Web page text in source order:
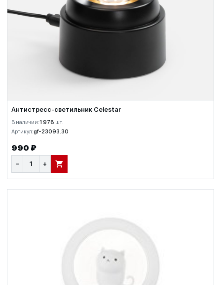
Антистресс-светильник Celestar
В наличии:1 978 шт.
Артикул:gf-23093.30
990 ₽
− + В КОРЗИНУ